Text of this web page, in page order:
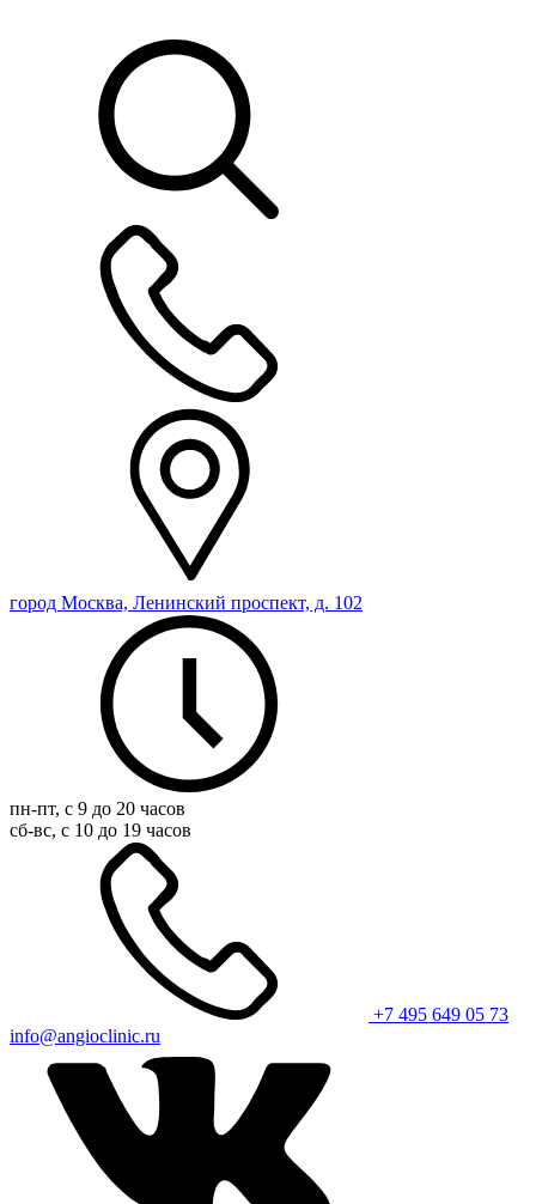
город Москва, Ленинский проспект, д. 102
пн-пт, с 9 до 20 часов
сб-вс, с 10 до 19 часов
+7 495 649 05 73
info@angioclinic.ru